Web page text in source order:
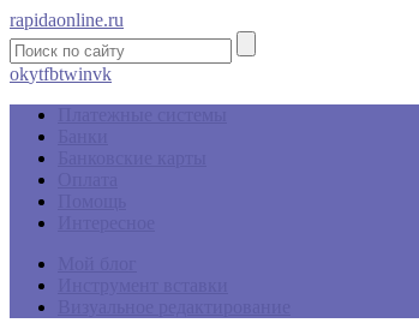
rapidaonline.ru
okytfbtwinvk